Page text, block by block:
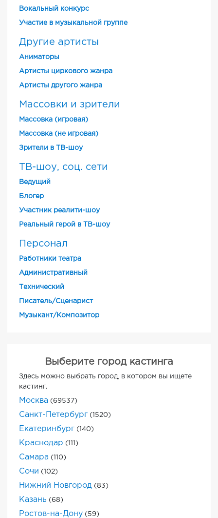
Вокальный конкурс
Участие в музыкальной группе
Другие артисты
Аниматоры
Артисты циркового жанра
Артисты другого жанра
Массовки и зрители
Массовка (игровая)
Массовка (не игровая)
Зрители в ТВ-шоу
ТВ-шоу, соц. сети
Ведущий
Блогер
Участник реалити-шоу
Реальный герой в ТВ-шоу
Персонал
Работники театра
Административный
Технический
Писатель/Сценарист
Музыкант/Композитор
Выберите город кастинга
Здесь можно выбрать город, в котором вы ищете
кастинг.
Москва (69537)
Санкт-Петербург (1520)
Екатеринбург (140)
Краснодар (111)
Самара (110)
Сочи (102)
Нижний Новгород (83)
Казань (68)
Ростов-на-Дону (59)